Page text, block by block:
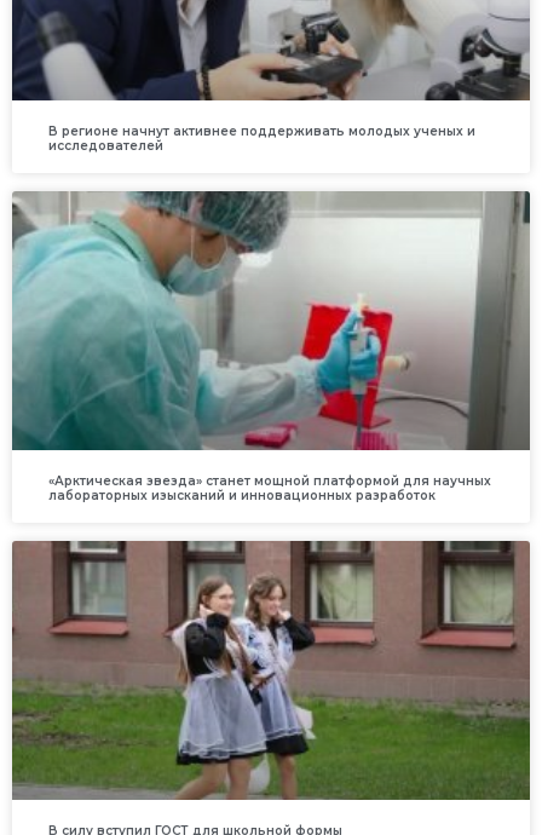
В регионе начнут активнее поддерживать молодых ученых и
исследователей
«Арктическая звезда» станет мощной платформой для научных
лабораторных изысканий и инновационных разработок
В силу вступил ГОСТ для школьной формы